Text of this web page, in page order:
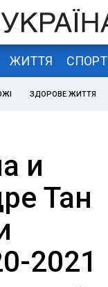
ЖИТТЯ СПОРТ
ЗДОРОВЕ ЖИТТЯ
и
Тан
2021